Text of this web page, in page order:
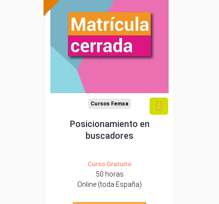
Cursos Femxa
Posicionamiento en
buscadores
Curso Gratuito
50 horas
Online (toda España)